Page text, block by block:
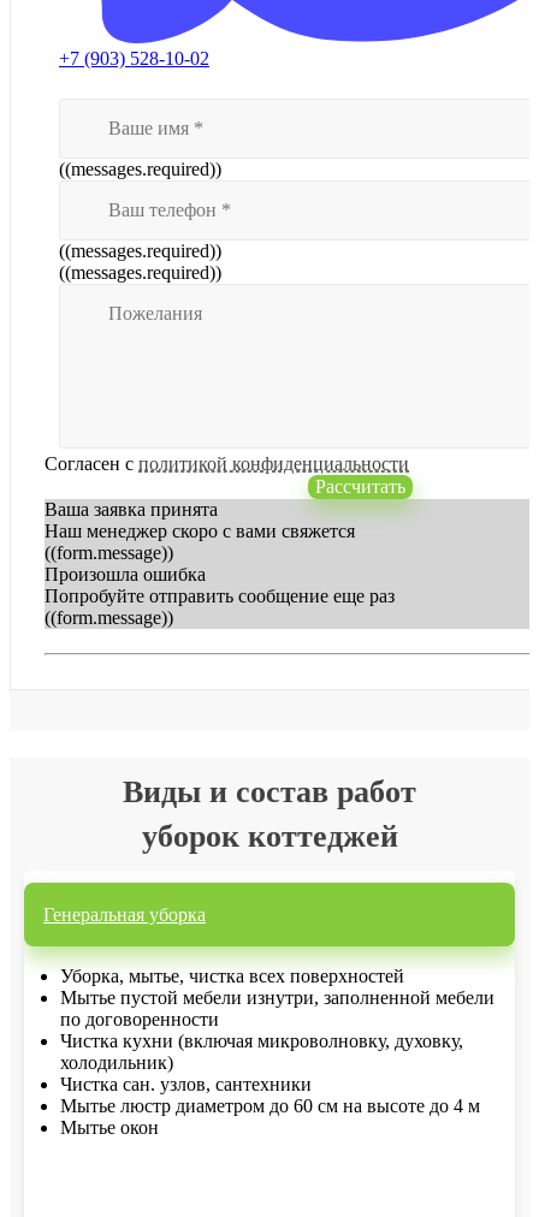
+7 (903) 528-10-02
((messages.required))
((messages.required))
((messages.required))
Согласен с политикой конфиденциальности
Рассчитать
Ваша заявка принята
Наш менеджер скоро с вами свяжется
((form.message))
Произошла ошибка
Попробуйте отправить сообщение еще раз
((form.message))
Виды и состав работ
уборок коттеджей
Генеральная уборка
Уборка, мытье, чистка всех поверхностей
Мытье пустой мебели изнутри, заполненной мебели
по договоренности
Чистка кухни (включая микроволновку, духовку,
холодильник)
Чистка сан. узлов, сантехники
Мытье люстр диаметром до 60 см на высоте до 4 м
Мытье окон